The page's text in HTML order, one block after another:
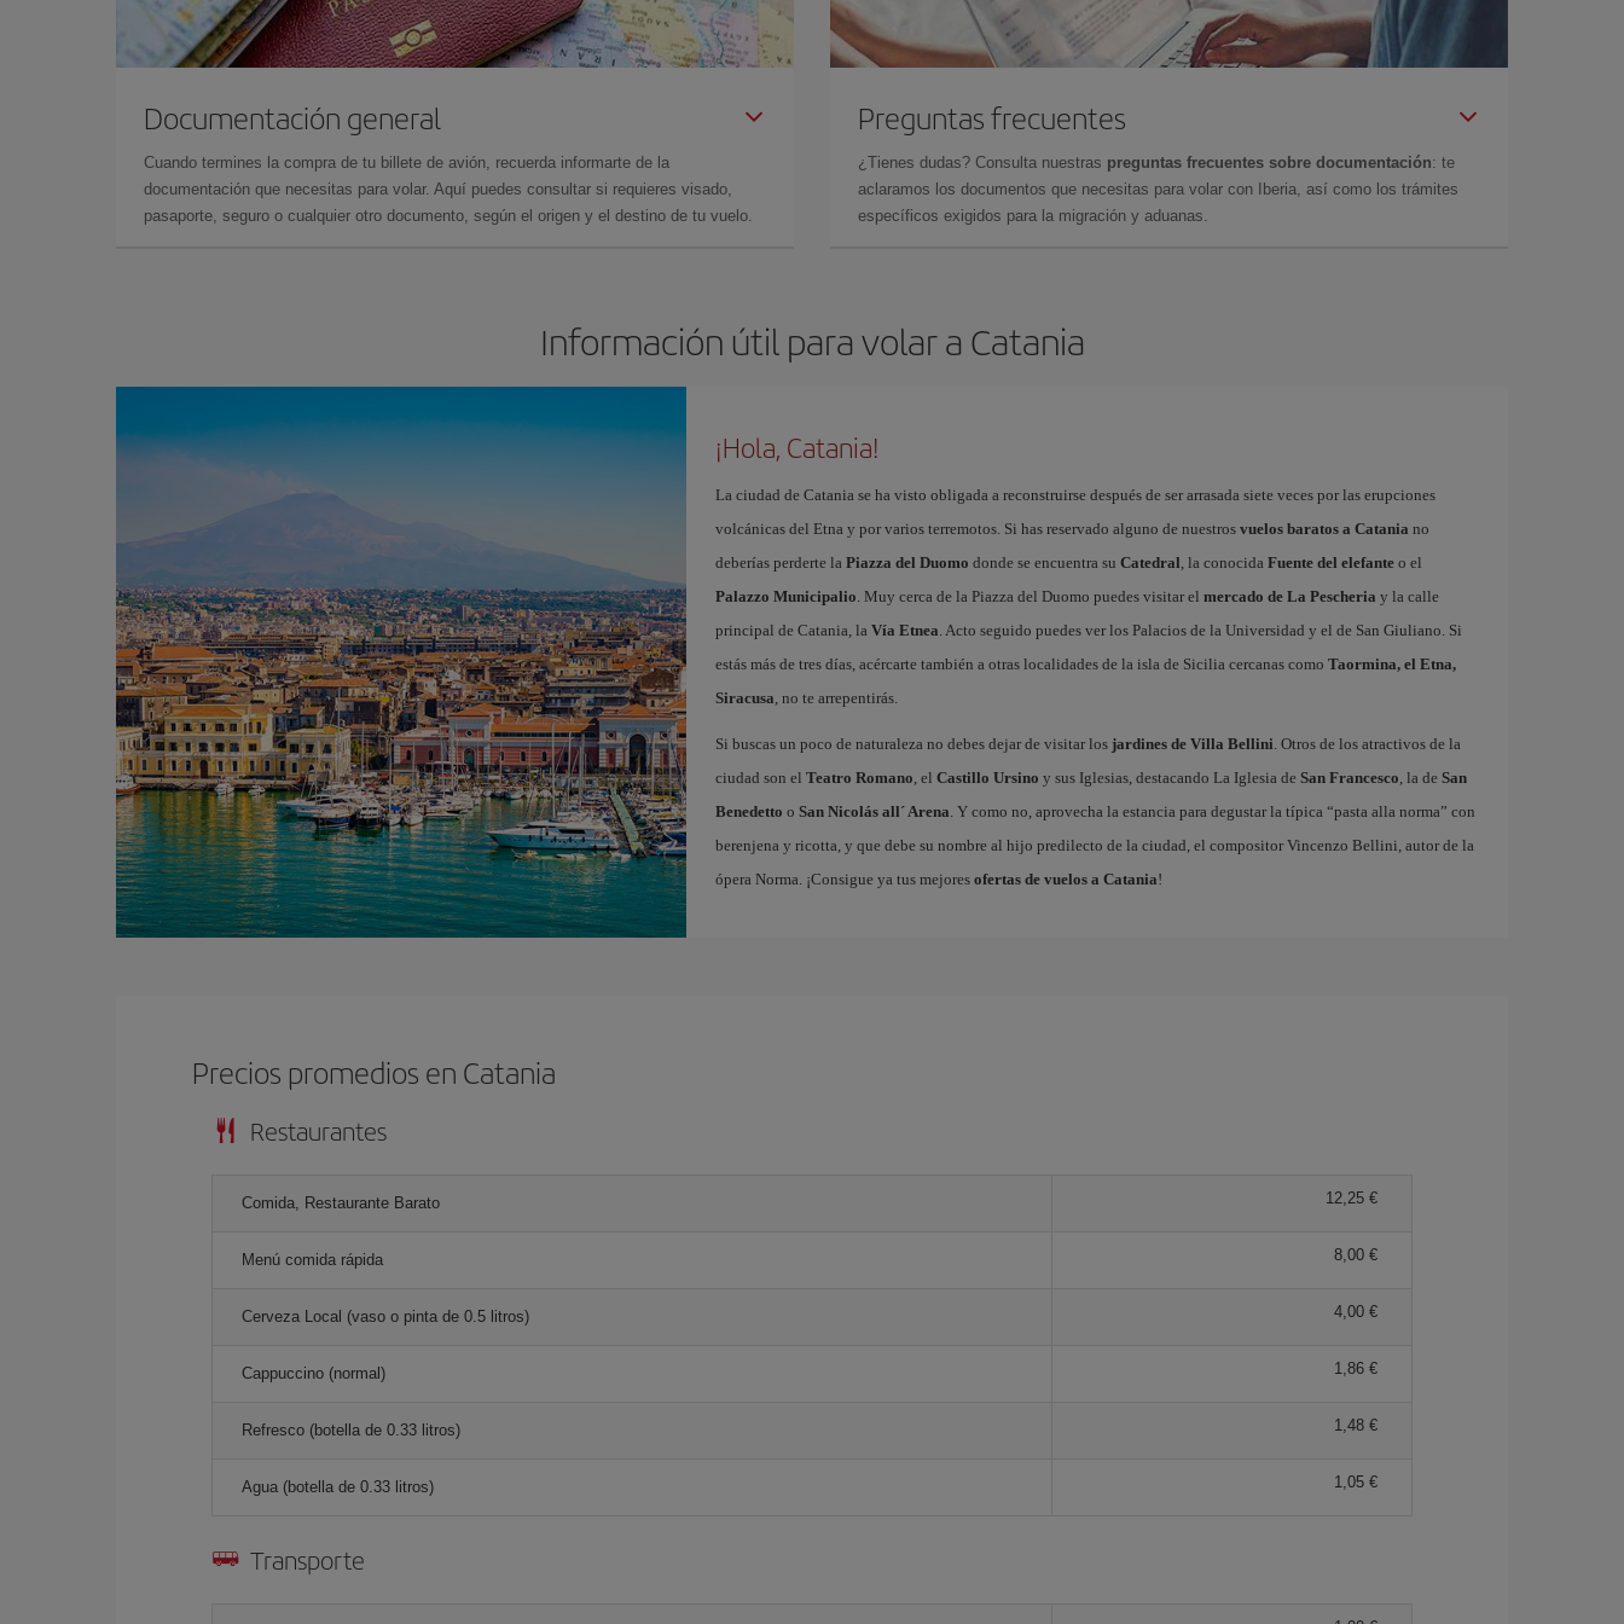
Documentación general
Cuando termines la compra de tu billete de avión, recuerda informarte de la
documentación que necesitas para volar. Aquí puedes consultar si requieres visado,
pasaporte, seguro o cualquier otro documento, según el origen y el destino de tu vuelo.
Preguntas frecuentes
¿Tienes dudas? Consulta nuestras preguntas frecuentes sobre documentación: te
aclaramos los documentos que necesitas para volar con Iberia, así como los trámites
específicos exigidos para la migración y aduanas.
Información útil para volar a Catania
¡Hola, Catania!
La ciudad de Catania se ha visto obligada a reconstruirse después de ser arrasada siete veces por las erupciones
volcánicas del Etna y por varios terremotos. Si has reservado alguno de nuestros vuelos baratos a Catania no
deberías perderte la Piazza del Duomo donde se encuentra su Catedral, la conocida Fuente del elefanteo el
Palazzo Municipalio. Muy cerca de la Piazza del Duomo puedes visitar el mercado de La Pescheria y la calle
principal de Catania, la Vía Etnea. Acto seguido puedes ver los Palacios de la Universidad y el de San Giuliano. Si
estás más de tres días, acércarte también a otras localidades de la isla de Sicilia cercanas como Taormina, el Etna,
Siracusa, no te arrepentirás.
Si buscas un poco de naturaleza no debes dejar de visitar los jardines de Villa Bellini. Otros de los atractivos de la
ciudad son el Teatro Romano, el Castillo Ursino y sus Iglesias, destacando La Iglesia de San Francesco, la de San
Benedetto o San Nicolás all´ Arena. Y como no, aprovecha la estancia para degustar la típica “pasta alla norma” con
berenjena y ricotta, y que debe su nombre al hijo predilecto de la ciudad, el compositor Vincenzo Bellini, autor de la
ópera Norma. ¡Consigue ya tus mejores ofertas de vuelos a Catania!
Precios promedios en Catania
Restaurantes
Comida, Restaurante Barato 12,25 €
Menú comida rápida 8,00 €
Cerveza Local (vaso o pinta de 0.5 litros) 4,00 €
Cappuccino (normal) 1,86 €
Refresco (botella de 0.33 litros) 1,48 €
Agua (botella de 0.33 litros) 1,05 €
Transporte